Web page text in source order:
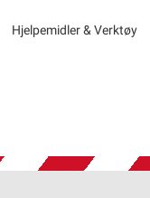
Hjelpemidler & Verktøy